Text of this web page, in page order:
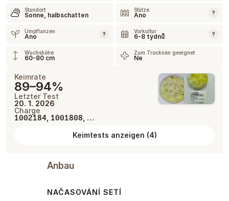
Standort
Sonne, halbschatten
Stütze
Ano ?
Umpflanzen
Ano ? Vorkultur
6-8 týdnů ?
Wuchshöhe
60-80 cm
Zum Trocknen geeignet
Ne
Keimrate
89–94%
Letzter Test
20. 1. 2026
Charge
1002184 1001808 , …
Keimtests anzeigen (4)
Anbau
NAČASOVÁNÍ SETÍ